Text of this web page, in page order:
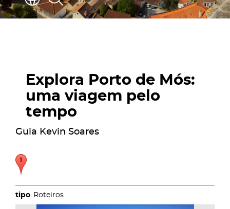
Explora Porto de Mós:
uma viagem pelo
tempo
Guia Kevin Soares
Roteiros